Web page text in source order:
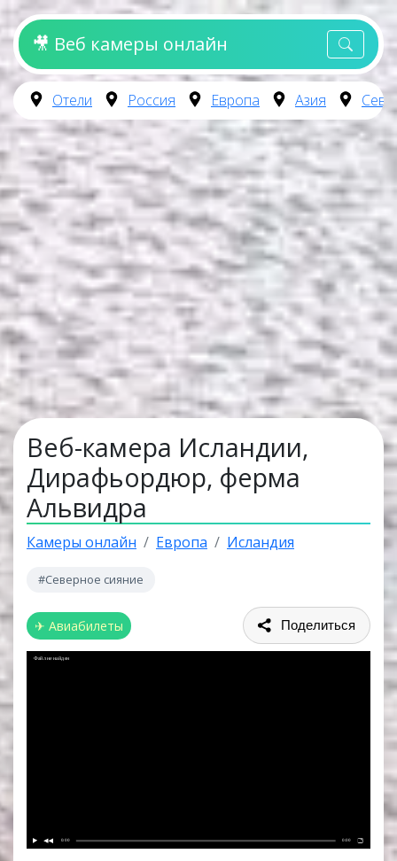
🎥 Веб камеры онлайн
Отели Россия Европа Азия
Веб-камера Исландии,
Дирафьордюр, ферма
Альвидра
Камеры онлайн Европа Исландия
#Северное сияние
✈ Авиабилеты Поделиться
Файл не найден
0:00 0:00